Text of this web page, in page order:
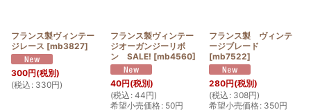
フランス製ヴィンテー
ジレース [mb3827]
300円(税別)
(税込 : 330円)
フランス製ヴィンテー
ジオーガンジーリボ
ン SALE! [mb4560]
40円(税別)
(税込 : 44円)
希望小売価格: 50円
フランス製 ヴィンテ
ージブレード
[mb7522]
280円(税別)
(税込 : 308円)
希望小売価格: 350円